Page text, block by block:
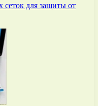
для защиты от